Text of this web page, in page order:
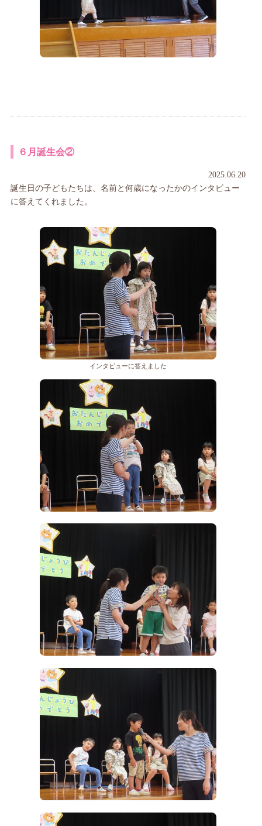
６月誕生会②
2025.06.20
誕生日の子どもたちは、名前と何歳になったかのインタビュー
に答えてくれました。
インタビューに答えました